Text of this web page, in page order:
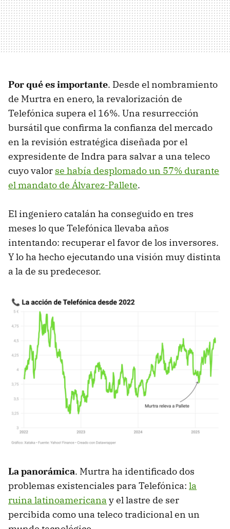
Por qué es importante. Desde el nombramiento
de Murtra en enero, la revalorización de
Telefónica supera el 16%. Una resurrección
bursátil que confirma la confianza del mercado
en la revisión estratégica diseñada por el
expresidente de Indra para salvar a una teleco
cuyo valor se había desplomado un 57% durante
el mandato de Álvarez-Pallete.
El ingeniero catalán ha conseguido en tres
meses lo que Telefónica llevaba años
intentando: recuperar el favor de los inversores.
Y lo ha hecho ejecutando una visión muy distinta
a la de su predecesor.
La panorámica. Murtra ha identificado dos
problemas existenciales para Telefónica: la
ruina latinoamericana y el lastre de ser
percibida como una teleco tradicional en un